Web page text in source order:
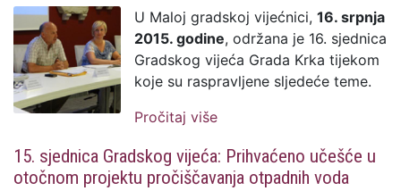
U Maloj gradskoj vijećnici, 16. srpnja
2015. godine, održana je 16. sjednica
Gradskog vijeća Grada Krka tijekom
koje su raspravljene sljedeće teme.
Pročitaj više
Gradskog vijeća preuzeo
Marinko Pavlić
15. sjednica Gradskog vijeća: Prihvaćeno učešće u
otočnom projektu pročiščavanja otpadnih voda